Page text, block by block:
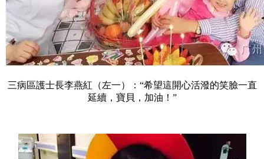
三病區護士長李燕紅（左一）：“希望這開心活潑的笑臉一直
延續，寶貝，加油！”